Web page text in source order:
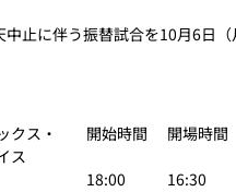
止に伴う振替試合を10月6日
クス・
ス
開始時間 開場時間
18:00 16:30